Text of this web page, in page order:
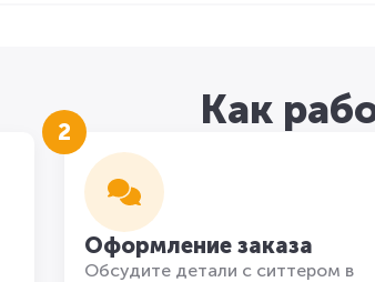
Как
2
Оформление заказа
Обсудите детали с ситтером в